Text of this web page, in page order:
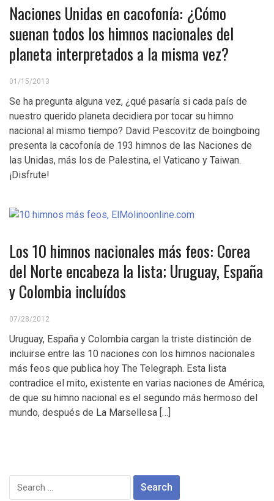
Naciones Unidas en cacofonía: ¿Cómo
suenan todos los himnos nacionales del
planeta interpretados a la misma vez?
01/15/2013
Se ha pregunta alguna vez, ¿qué pasaría si cada país de
nuestro querido planeta decidiera por tocar su himno
nacional al mismo tiempo? David Pescovitz de boingboing
presenta la cacofonía de 193 himnos de las Naciones de
las Unidas, más los de Palestina, el Vaticano y Taiwan.
¡Disfrute!
Los 10 himnos nacionales más feos: Corea
del Norte encabeza la lista; Uruguay, España
y Colombia incluídos
07/28/2012
Uruguay, España y Colombia cargan la triste distinción de
incluirse entre las 10 naciones con los himnos nacionales
más feos que publica hoy The Telegraph. Esta lista
contradice el mito, existente en varias naciones de América,
de que su himno nacional es el segundo más hermoso del
mundo, después de La Marsellesa […]
Search